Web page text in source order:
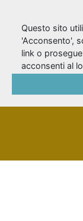
PERSONA
Questo sito
'Acconsento',
link o
acconsenti al